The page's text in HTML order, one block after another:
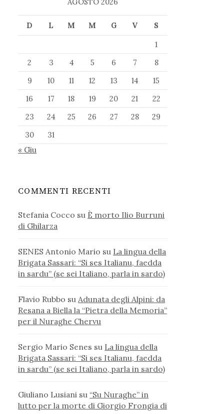
D L M M G V
S
1
2
3 4 5 6 7
8
9
10 11 12 13 14
15
16
17 18 19 20 21
22
23
24 25 26 27 28
29
30
31
« Giu
COMMENTI RECENTI
Stefania Cocco su È morto Ilio Burruni
di Ghilarza
SENES Antonio Mario su La lingua della
Brigata Sassari: “Si ses Italianu, faedda
in sardu” (se sei Italiano, parla in sardo)
Flavio Rubbo su Adunata degli Alpini: da
Resana a Biella la “Pietra della Memoria”
per il Nuraghe Chervu
Sergio Mario Senes su La lingua della
Brigata Sassari: “Si ses Italianu, faedda
in sardu” (se sei Italiano, parla in sardo)
Giuliano Lusiani su “Su Nuraghe” in
lutto per la morte di Giorgio Frongia di